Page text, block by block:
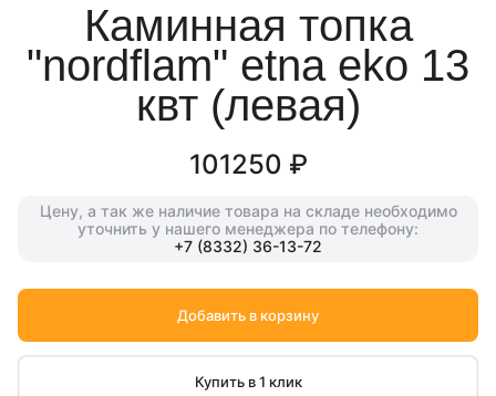
каминная топка
"nordflam" etna eko 13
квт (левая)
101250 ₽
Цену, а так же наличие товара на складе необходимо
уточнить у нашего менеджера по телефону:
+7 (8332) 36-13-72
Добавить в корзину
Купить в 1 клик